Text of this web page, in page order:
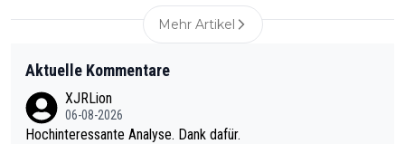
Mehr Artikel
Aktuelle Kommentare
XJRLion
06-08-2026
Hochinteressante Analyse. Dank dafür.